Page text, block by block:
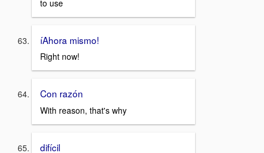
to use
íAhora mismo!
Right now!
Con razón
With reason, that's why
difícil